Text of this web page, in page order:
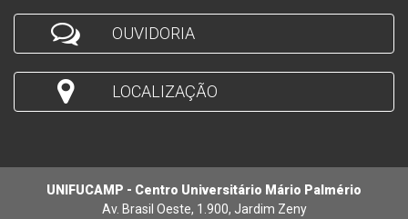
OUVIDORIA
LOCALIZAÇÃO
UNIFUCAMP - Centro Universitário Mário Palmério
Av. Brasil Oeste, 1.900, Jardim Zeny